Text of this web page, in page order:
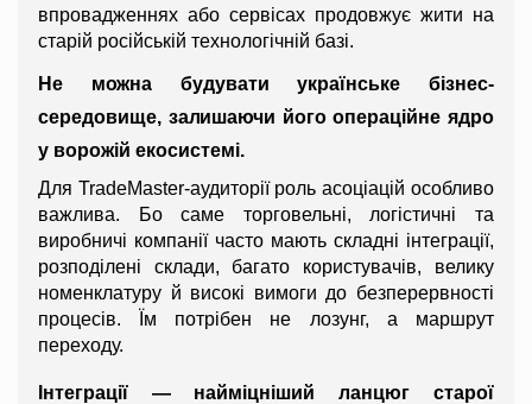
впровадженнях або сервісах продовжує жити на
старій російській технологічній базі.
Не можна будувати українське бізнес-
середовище, залишаючи його операційне ядро
у ворожій екосистемі.
Для TradeMaster-аудиторії роль асоціацій особливо
важлива. Бо саме торговельні, логістичні та
виробничі компанії часто мають складні інтеграції,
розподілені склади, багато користувачів, велику
номенклатуру й високі вимоги до безперервності
процесів. Їм потрібен не лозунг, а маршрут
переходу.
Інтеграції — найміцніший ланцюг старої